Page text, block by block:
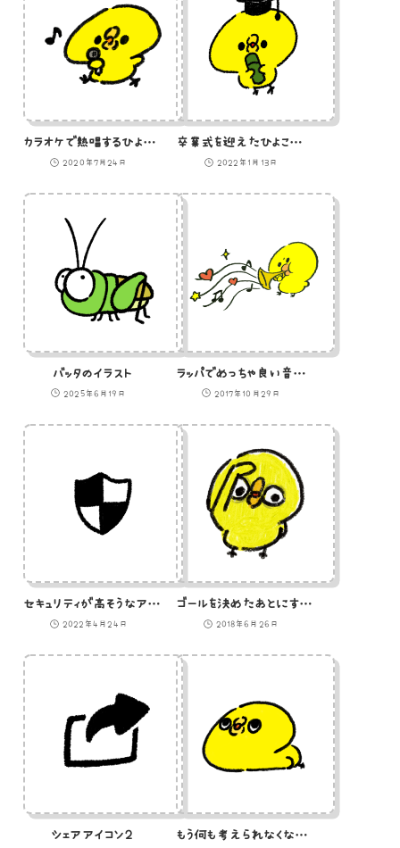
カラオケで熱唱するひよこのイラスト
2020年7月24日
卒業式を迎えたひよこのイラスト
2022年1月13日
バッタのイラスト
2025年6月19日
ラッパでめっちゃ良い音を出すひよこのイラスト
2017年10月29日
セキュリティが高そうなアイコン
2022年4月24日
ゴールを決めたあとにすさまじい表情を見せるひよこのイラスト
2018年6月26日
シェアアイコン２ もう何も考えられなくなった虚無ひよこのイラスト